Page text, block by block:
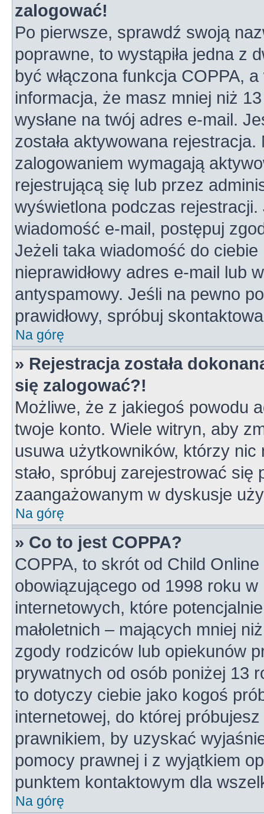
zalogować!
Po pierwsze, sprawdź swoją
poprawne, to wystąpiła jedna z
być włączona funkcja COPPA,
informacja, że masz mniej niż
wysłane na twój adres e-mail.
została aktywowana
zalogowaniem wymagają
rejestrującą się lub przez
wyświetlona podczas rejestracji.
wiadomość e-mail, postępuj
Jeżeli taka wiadomość do ciebie
nieprawidłowy adres e-mail lub
antyspamowy. Jeśli na pewno
prawidłowy, spróbuj
Na górę
» Rejestracja została
się zalogować?!
Możliwe, że z jakiegoś powodu
twoje konto. Wiele witryn, aby
usuwa użytkowników, którzy
stało, spróbuj zarejestrować
zaangażowanym w dyskusje
Na górę
» Co to jest COPPA?
COPPA, to skrót od Child
obowiązującego od 1998 roku w
internetowych, które
małoletnich – mających mniej
zgody rodziców lub opiekunów
prywatnych od osób poniżej 13
to dotyczy ciebie jako kogoś
internetowej, do której
prawnikiem, by uzyskać
pomocy prawnej i z wyjątkiem
punktem kontaktowym dla
Na górę